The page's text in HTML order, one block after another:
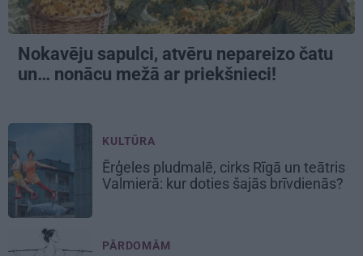
Nokavēju sapulci, atvēru nepareizo čatu
un… nonācu mežā ar priekšnieci!
KULTŪRA
Ērģeles pludmalē, cirks Rīgā un teātris
Valmierā: kur doties šajās brīvdienās?
PĀRDOMĀM